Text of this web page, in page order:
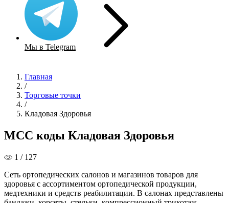
Мы в Telegram
Главная
/
Торговые точки
/
Кладовая Здоровья
MCC коды Кладовая Здоровья
1 / 127
Сеть ортопедических салонов и магазинов товаров для
здоровья с ассортиментом ортопедической продукции,
медтехники и средств реабилитации. В салонах представлены